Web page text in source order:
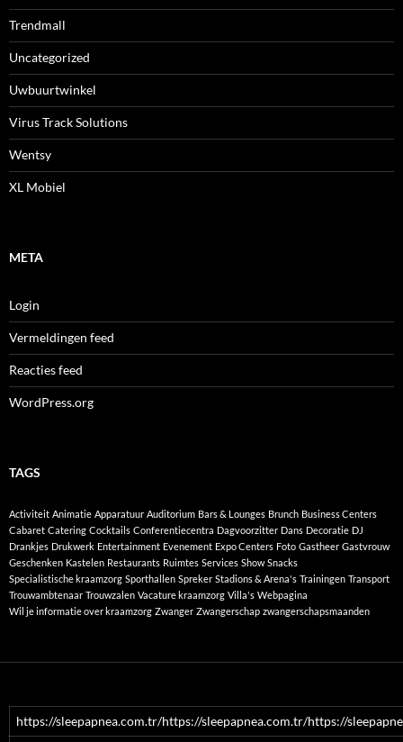
Trendmall
Uncategorized
Uwbuurtwinkel
Virus Track Solutions
Wentsy
XL Mobiel
META
Login
Vermeldingen feed
Reacties feed
WordPress.org
TAGS
Activiteit Animatie Apparatuur Auditorium Bars & Lounges Brunch Business Centers
Cabaret Catering Cocktails Conferentiecentra Dagvoorzitter Dans Decoratie DJ
Drankjes Drukwerk Entertainment Evenement Expo Centers Foto Gastheer Gastvrouw
Geschenken Kastelen Restaurants Ruimtes Services Show Snacks
Specialistische kraamzorg Sporthallen Spreker Stadions & Arena's Trainingen Transport
Trouwambtenaar Trouwzalen Vacature kraamzorg Villa's Webpagina
Wil je informatie over kraamzorg Zwanger Zwangerschap zwangerschapsmaanden
https://sleepapnea.com.tr/https://sleepapnea.com.tr/https://